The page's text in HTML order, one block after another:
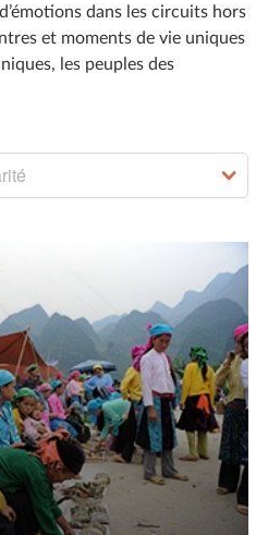
dans les circuits hors
et moments de vie uniques
les peuples des